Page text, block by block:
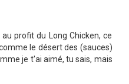
profit du Long Chicken, ce
le désert des (sauces)
je t'ai aimé, tu sais, mais